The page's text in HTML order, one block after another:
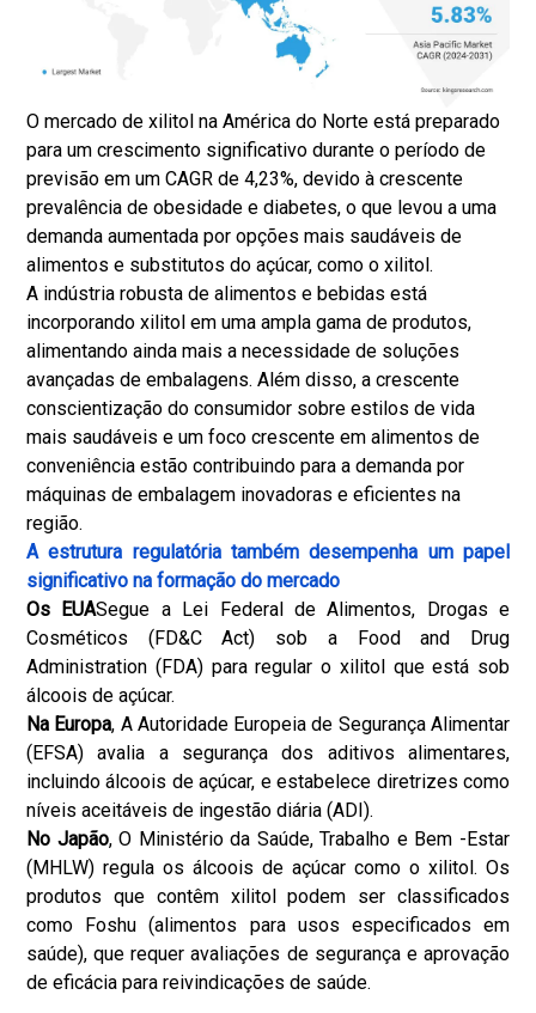
O mercado de xilitol na América do Norte está preparado
para um crescimento significativo durante o período de
previsão em um CAGR de 4,23%, devido à crescente
prevalência de obesidade e diabetes, o que levou a uma
demanda aumentada por opções mais saudáveis ​​de
alimentos e substitutos do açúcar, como o xilitol.
A indústria robusta de alimentos e bebidas está
incorporando xilitol em uma ampla gama de produtos,
alimentando ainda mais a necessidade de soluções
avançadas de embalagens. Além disso, a crescente
conscientização do consumidor sobre estilos de vida
mais saudáveis ​​e um foco crescente em alimentos de
conveniência estão contribuindo para a demanda por
máquinas de embalagem inovadoras e eficientes na
região.
A estrutura regulatória também desempenha um papel
significativo na formação do mercado
Os EUASegue a Lei Federal de Alimentos, Drogas e
Cosméticos (FD&C Act) sob a Food and Drug
Administration (FDA) para regular o xilitol que está sob
álcoois de açúcar.
Na Europa, A Autoridade Europeia de Segurança Alimentar
(EFSA) avalia a segurança dos aditivos alimentares,
incluindo álcoois de açúcar, e estabelece diretrizes como
níveis aceitáveis ​​de ingestão diária (ADI).
No Japão, O Ministério da Saúde, Trabalho e Bem -Estar
(MHLW) regula os álcoois de açúcar como o xilitol. Os
produtos que contêm xilitol podem ser classificados
como Foshu (alimentos para usos especificados em
saúde), que requer avaliações de segurança e aprovação
de eficácia para reivindicações de saúde.